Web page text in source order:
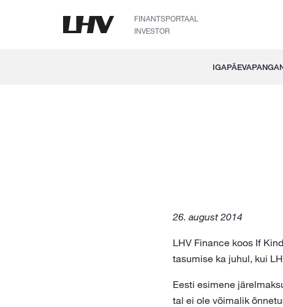
FINANTSPORTAAL
INVESTOR
26. august 2014
LHV Finance koos If
tasumise ka juhul, kui
Eesti esimene
tal ei ole võimalik